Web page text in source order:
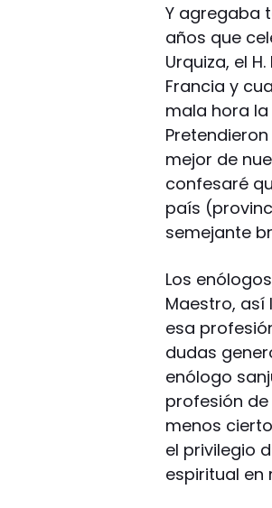
Y agregaba
años que
Urquiza, el
Francia y
mala hora
mejor de
confesaré
país
semejante
Los
Maestro,
esa
dudas
enólogo
profesión
menos
el privilegio
espiritual en